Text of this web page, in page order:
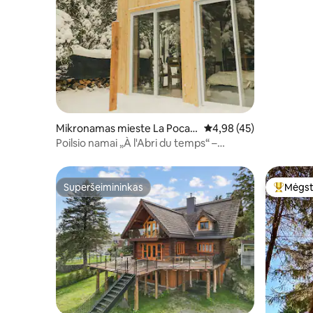
Mikronamas mieste La Pocati
ère
Vidutinis įvertinimas:
4,98 (45)
Poilsio namai „À l'Abri du temps“ –
Superšeimininkas
Superšeimininkas Svečių